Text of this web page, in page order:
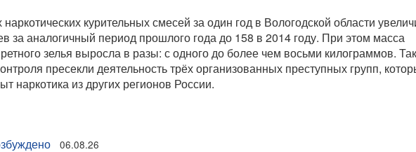
курительных смесей за один год в Вологодской области
за аналогичный период прошлого года до 158 в 2014 году. При этом масса
зелья выросла в разы: с одного до более чем восьми килограммов.
пресекли деятельность трёх организованных преступных групп,
наркотика из других регионов России.
06.08.26